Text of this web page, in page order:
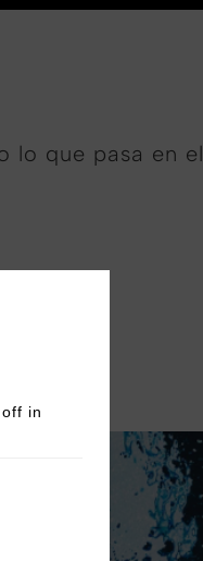
lo que pasa en el
in